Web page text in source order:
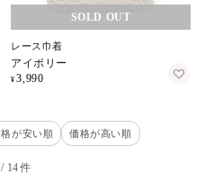
在庫切れ
レース巾着
アイボリー
¥ 3,990
が安い順 価格が高い順
14